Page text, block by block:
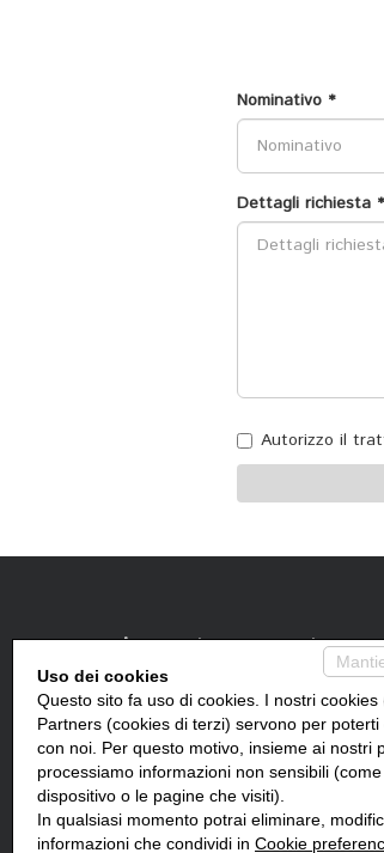
Nominativo *
Dettagli richiesta *
Autorizzo il
Le nostre proposte
Vendite
Affitti
Immobili commerciali
Prestigio
Uso dei cookies
Questo sito fa uso di cookies. I nostri
Partners (cookies di terzi) servono per
con noi. Per questo motivo, insieme ai nostri
processiamo informazioni non sensibili
dispositivo o le pagine che visiti).
In qualsiasi momento potrai eliminare,
informazioni che condividi in Cookie